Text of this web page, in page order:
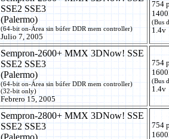
SSE2 SSE3
(Palermo)
(64-bit on-Área sin búfer DDR mem controller)
Julio 7, 2005
754
(Bus
1.4v
Sempron-2600+ MMX 3DNow! SSE
SSE2 SSE3
(Palermo)
(64-bit on-Área sin búfer DDR mem controller)
(32-bit only)
Febrero 15, 2005
754
(Bus
1.4v
Sempron-2800+ MMX 3DNow! SSE
SSE2 SSE3
(Palermo)
754